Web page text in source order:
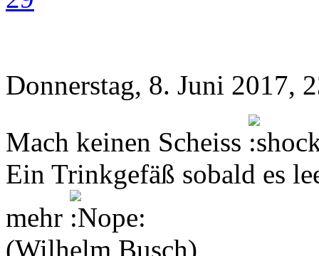
Donnerstag, 8. Juni 2017,
Mach keinen Scheiss
Ein Trinkgefäß sobald es
mehr
(Wilhelm Busch)